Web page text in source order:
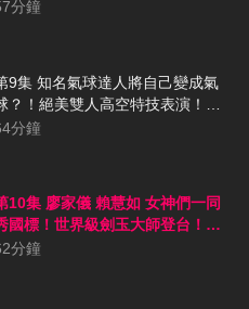
分鐘
9集 知名氣球達人將自己變成氣
？！絕美雙人高空特技表演！世
冠軍花式繞樁秀！
分鐘
10集 廖家儀 賴慧如 女神們一同
國標！世界級劍玉大師登台！超
難度椅子高空倒立秀？！
分鐘